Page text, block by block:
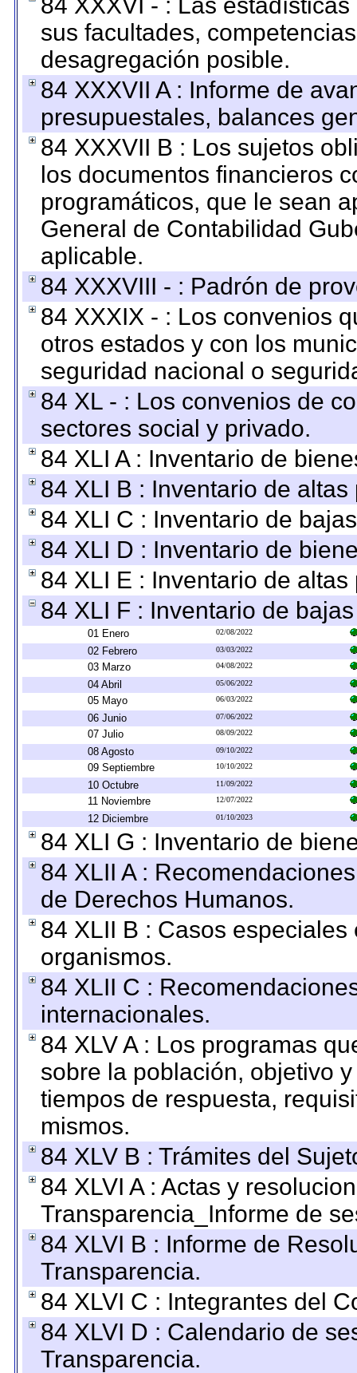
sus facultades,
desagregación posible.
84 XXXVII A : Informe de
presupuestales, balances
84 XXXVII B : Los sujetos
los documentos financieros
programáticos, que le sean
General de Contabilidad
aplicable.
84 XXXVIII - : Padrón de
84 XXXIX - : Los convenios
otros estados y con los
seguridad nacional o
84 XL - : Los convenios de
sectores social y privado.
84 XLI A : Inventario de
84 XLI B : Inventario de
84 XLI C : Inventario de
84 XLI D : Inventario de
84 XLI E : Inventario de
84 XLI F : Inventario de
01 Enero 02/08/2022
02 Febrero 03/03/2022
03 Marzo 04/08/2022
04 Abril 05/06/2022
05 Mayo 06/03/2022
06 Junio 07/06/2022
07 Julio 08/09/2022
08 Agosto 09/10/2022
09 Septiembre 10/10/2022
10 Octubre 11/09/2022
11 Noviembre 12/07/2022
12 Diciembre 01/10/2023
84 XLI G : Inventario de
84 XLII A :
de Derechos Humanos.
84 XLII B : Casos
organismos.
84 XLII C :
internacionales.
84 XLV A : Los programas
sobre la población, objetivo
tiempos de respuesta,
mismos.
84 XLV B : Trámites del
84 XLVI A : Actas y
Transparencia_Informe de
84 XLVI B : Informe de
Transparencia.
84 XLVI C : Integrantes del
84 XLVI D : Calendario de
Transparencia.